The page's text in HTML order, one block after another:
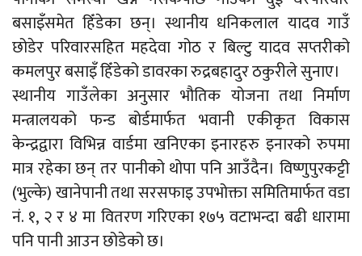
बसाइँसमेत हिँडेका छन्। स्थानीय धनिकलाल यादव गाउँ
छोडेर परिवारसहित महदेवा गोठ र बिल्टु यादव सप्तरीको
कमलपुर बसाइँ हिँडेको डावरका रुद्रबहादुर ठकुरीले सुनाए।
स्थानीय गाउँलेका अनुसार भौतिक योजना तथा निर्माण
मन्त्रालयको फन्ड बोर्डमार्फत भवानी एकीकृत विकास
केन्द्रद्वारा विभिन्न वार्डमा खनिएका इनारहरु इनारको रुपमा
मात्र रहेका छन् तर पानीको थोपा पनि आउँदैन। विष्णुपुरकट्टी
(भुल्के) खानेपानी तथा सरसफाइ उपभोक्ता समितिमार्फत वडा
नं. १, २ र ४ मा वितरण गरिएका १७५ वटाभन्दा बढी धारामा
पनि पानी आउन छोडेको छ।